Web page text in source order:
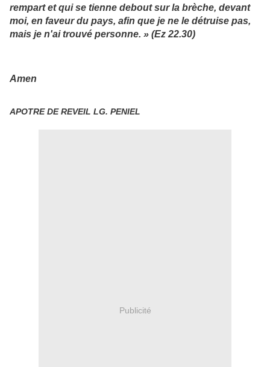
rempart et qui se tienne debout sur la brèche, devant
moi, en faveur du pays, afin que je ne le détruise pas,
mais je n'ai trouvé personne. » (Ez 22.30)
Amen
APOTRE DE REVEIL LG. PENIEL
Publicité